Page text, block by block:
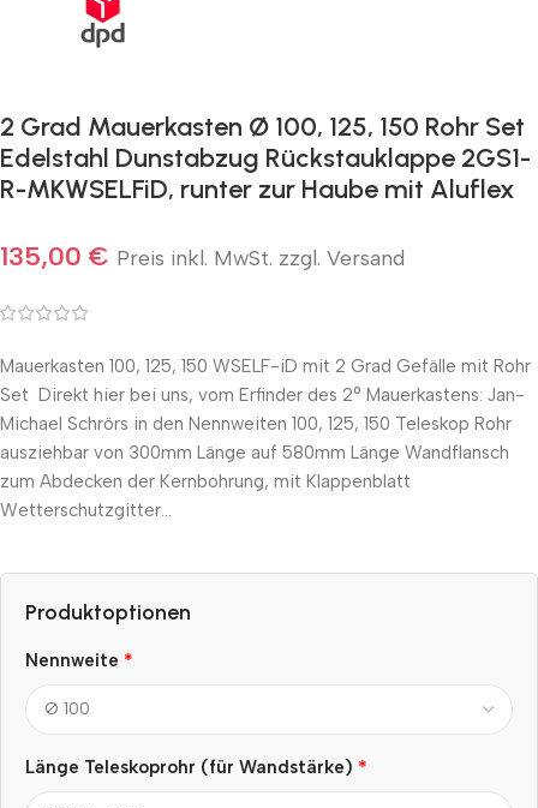
2 Grad Mauerkasten Ø 100, 125, 150 Rohr Set
Edelstahl Dunstabzug Rückstauklappe 2GS1-
R-MKWSELFiD, runter zur Haube mit Aluflex
135,00 € Preis inkl. MwSt. zzgl. Versand
Mauerkasten 100, 125, 150 WSELF-iD mit 2 Grad Gefälle mit Rohr
Set Direkt hier bei uns, vom Erfinder des 2° Mauerkastens: Jan-
Michael Schrörs in den Nennweiten 100, 125, 150 Teleskop Rohr
ausziehbar von 300mm Länge auf 580mm Länge Wandflansch
zum Abdecken der Kernbohrung, mit Klappenblatt
Wetterschutzgitter…
Produktoptionen
Nennweite *
Länge Teleskoprohr (für Wandstärke) *